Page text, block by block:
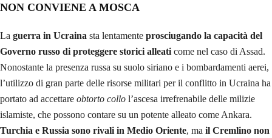
NON CONVIENE A MOSCA
La guerra in Ucraina sta lentamente prosciugando la capacità del
Governo russo di proteggere storici alleati come nel caso di Assad.
Nonostante la presenza russa su suolo siriano e i bombardamenti aerei,
l’utilizzo di gran parte delle risorse militari per il conflitto in Ucraina ha
portato ad accettare obtorto collo l’ascesa irrefrenabile delle milizie
islamiste, che possono contare su un potente alleato come Ankara.
Turchia e Russia sono rivali in Medio Oriente, ma il Cremlino non